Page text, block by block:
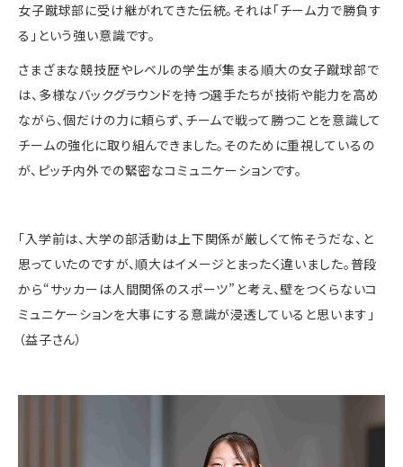
女子蹴球部に受け継がれてきた伝統。それは「チーム力で勝負す
る」という強い意識です。
さまざまな競技歴やレベルの学生が集まる順大の女子蹴球部で
は、多様なバックグラウンドを持つ選手たちが技術や能力を高め
ながら、個だけの力に頼らず、チームで戦って勝つことを意識して
チームの強化に取り組んできました。そのために重視しているの
が、ピッチ内外での緊密なコミュニケーションです。
「入学前は、大学の部活動は上下関係が厳しくて怖そうだな、と
思っていたのですが、順大はイメージとまったく違いました。普段
から“サッカーは人間関係のスポーツ”と考え、壁をつくらないコ
ミュニケーションを大事にする意識が浸透していると思います」
（益子さん）